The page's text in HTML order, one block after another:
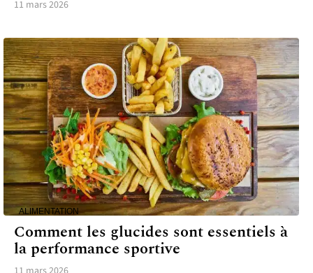
11 mars 2026
ALIMENTATION
Comment les glucides sont essentiels à
la performance sportive